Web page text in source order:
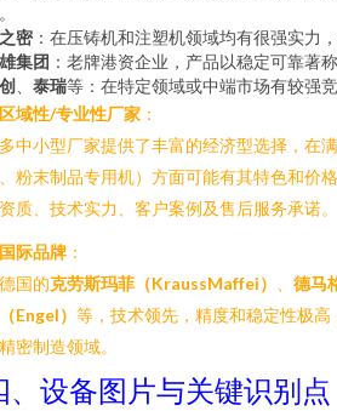
密 ：在压铸机和注塑机领域均有很强实力
集团 ：老牌港资企业，产品以稳定可靠著称
泰瑞等：在特定领域或中端市场有较强竞
区域性/专业性厂家 ：
中小型厂家提供了丰富的经济型选择，在
粉末制品专用机）方面可能有其特色和价
质、技术实力、客户案例及售后服务承诺。
国际品牌 ：
国的克劳斯玛菲（KraussMaffei） 德马
Engel） 等，技术领先，精度和稳定性极
密制造领域。
、设备图片与关键识别点